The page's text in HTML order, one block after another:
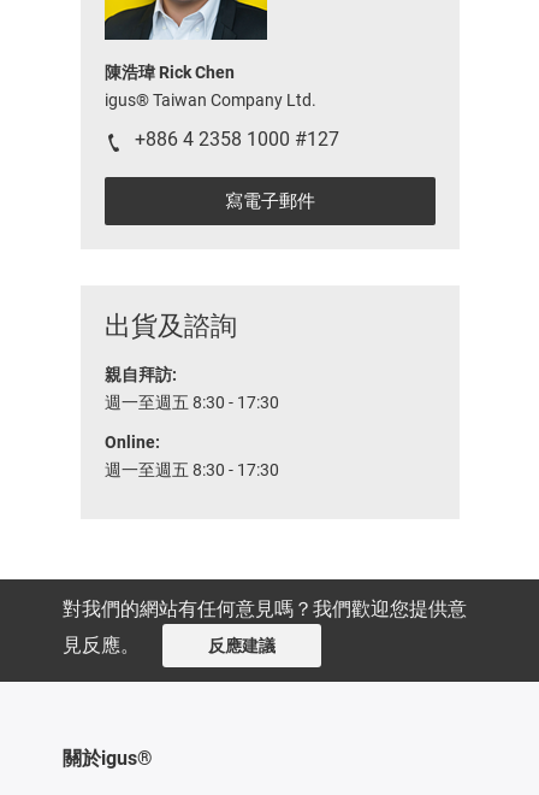
陳浩瑋 Rick Chen
igus® Taiwan Company Ltd.
+886 4 2358 1000 #127
寫電子郵件
出貨及諮詢
親自拜訪:
週一至週五 8:30 - 17:30
Online:
週一至週五 8:30 - 17:30
對我們的網站有任何意見嗎？我們歡迎您提供意
見反應。
反應建議
關於igus®